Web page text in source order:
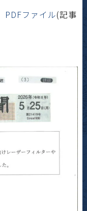
PDFファイル(記事